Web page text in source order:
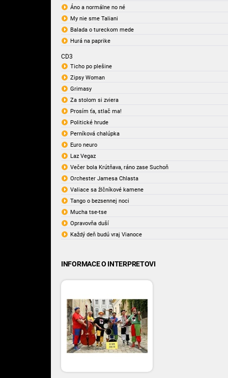
Áno a normálne no né
My nie sme Taliani
Balada o tureckom mede
Hurá na paprike
CD3
Ticho po plešine
Zipsy Woman
Grimasy
Za stolom si zviera
Prosím ťa, stlač ma!
Politické hrude
Perníková chalúpka
Euro neuro
Laz Vegaz
Večer bola Krútňava, ráno zase Suchoň
Orchester Jamesa Chlasta
Valiace sa žlčníkové kamene
Tango o bezsennej noci
Mucha tse-tse
Opravovňa duší
Každý deň budú vraj Vianoce
INFORMACE O INTERPRETOVI